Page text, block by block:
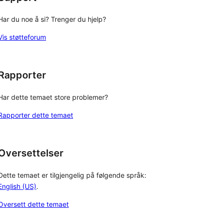
du noe å si? Trenger du hjelp?
støtteforum
dette temaet store problemer?
dette temaet
temaet er tilgjengelig på følgende språk:
(US).
dette temaet